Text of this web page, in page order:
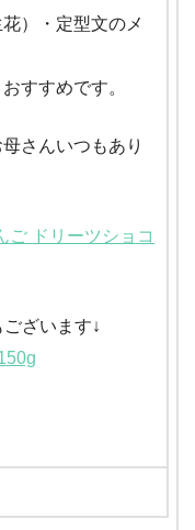
）・定型文のメ
すすめです。
さんいつもあり
ご ドリーツショコ
ざいます↓